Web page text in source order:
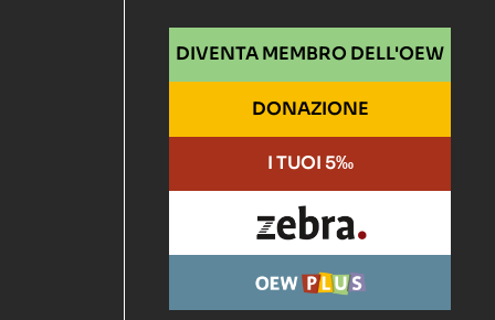
DIVENTA MEMBRO DELL'OEW
DONAZIONE
I TUOI 5‰